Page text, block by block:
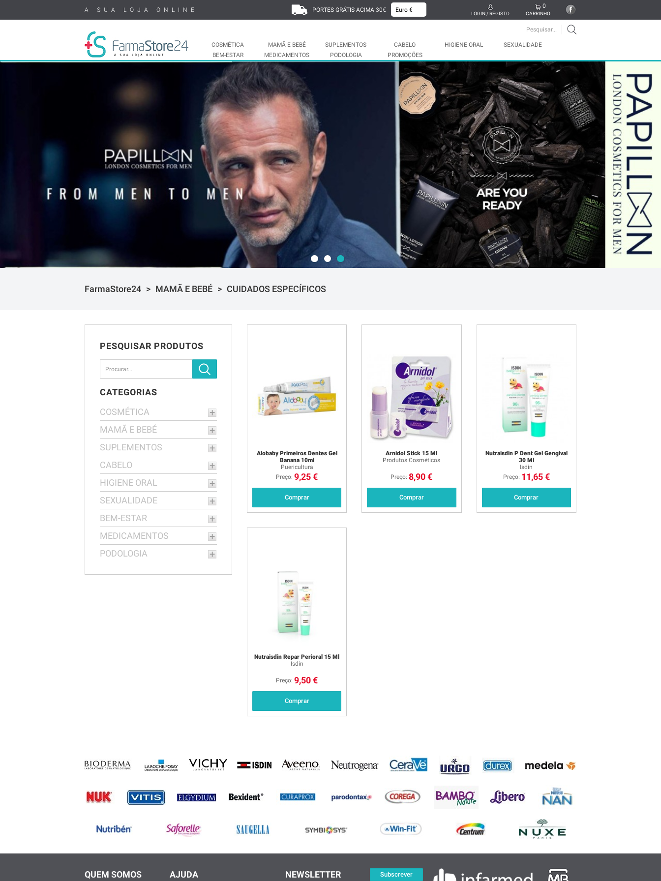
A SUA LOJA ONLINE PORTES GRÁTIS ACIMA 30€
LOGIN / REGISTO CARRINHO
0
COSMÉTICA MAMÃ E BEBÉ SUPLEMENTOS CABELO HIGIENE ORAL
SEXUALIDADE
BEM-ESTAR
MEDICAMENTOS PODOLOGIA PROMOÇÕES
FarmaStore24 MAMÃ E BEBÉ CUIDADOS ESPECÍFICOS
PESQUISAR PRODUTOS
CATEGORIAS
COSMÉTICA
MAMÃ E BEBÉ
SUPLEMENTOS
CABELO
HIGIENE ORAL
SEXUALIDADE
BEM-ESTAR
MEDICAMENTOS
PODOLOGIA
Alobaby Primeiros Dentes Gel
Banana 10ml
Puericultura
Preço: 9,25 €
Comprar
Arnidol Stick 15 Ml
Produtos Cosméticos
Preço: 8,90 €
Comprar
Nutraisdin P Dent Gel Gengival
30 Ml
Isdin
Preço: 11,65 €
Comprar
Nutraisdin Repar Perioral 15 Ml
Isdin
Preço: 9,50 €
Comprar
QUEM SOMOS AJUDA Subscrever
NEWSLETTER